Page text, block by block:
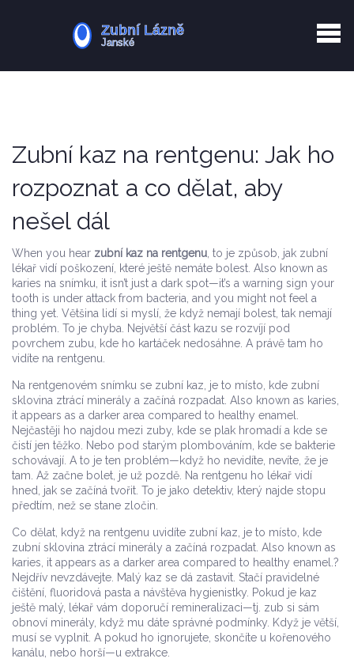
Zotavení po extrakci
Zubní kaz na rentgenu: Jak ho
rozpoznat a co dělat, aby
nešel dál
When you hear zubní kaz na rentgenu to je způsob, jak zubní
lékař vidí poškození, které ještě nemáte bolest . Also known as
karies na snímku , it isn’t just a dark spot—it’s a warning sign your
tooth is under attack from bacteria, and you might not feel a
thing yet. Většina lidí si myslí, že když nemají bolest, tak nemají
problém. To je chyba. Největší část kazu se rozvíjí pod
povrchem zubu, kde ho kartáček nedosáhne. A právě tam ho
vidíte na rentgenu.
Na rentgenovém snímku se zubní kaz je to místo, kde zubní
sklovina ztrácí minerály a začíná rozpadat . Also known as karies
it appears as a darker area compared to healthy enamel.
Nejčastěji ho najdou mezi zuby, kde se plak hromadí a kde se
čistí jen těžko. Nebo pod starým plombováním, kde se bakterie
schovávají. A to je ten problém—když ho nevidíte, nevíte, že je
tam. Až začne bolet, je už pozdě. Na rentgenu ho lékař vidí
hned, jak se začíná tvořit. To je jako detektiv, který najde stopu
předtím, než se stane zločin.
Co dělat, když na rentgenu uvidíte zubní kaz je to místo, kde
zubní sklovina ztrácí minerály a začíná rozpadat . Also known as
karies , it appears as a darker area compared to healthy enamel. ?
Nejdřív nevzdávejte. Malý kaz se dá zastavit. Stačí pravidelné
čištění, fluoridová pasta a návštěva hygienistky. Pokud je kaz
ještě malý, lékař vám doporučí remineralizaci—tj. zub si sám
obnoví minerály, když mu dáte správné podmínky. Když je větší,
musí se vyplnit. A pokud ho ignorujete, skončíte u kořenového
kanálu, nebo horší—u extrakce.